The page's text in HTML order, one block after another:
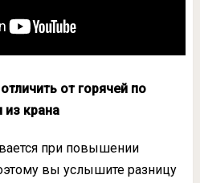
от горячей по
из крана
при повышении
вы услышите разницу